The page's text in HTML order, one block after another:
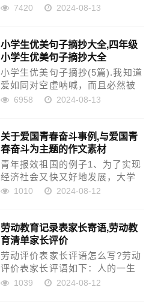
样，表现如何，你是我亲爱的孩
希望你今后更加努力，妈妈会全
力帮忙你，支持你！让我们一
起...
7420 2024-08-13
小学生优美句子摘抄大全,四年级
小学生优美句子摘抄大全
小学生优美句子摘抄(5篇).我知道
爱如同对空虚呐喊，而且必然被
遗忘。我们的命运已注定，有一
还是爱你。.傍晚，湖面平静了，
微风吹来，波纹阵阵，我...
6958 2024-08-13
关于爱国青春奋斗事例,与爱国青
春奋斗为主题的作文素材
青年报效祖国的例子1、为了实现
经济社会又快又好地发展，大学
生一定要更加自觉地刻苦学习、
来，把个人奋斗融汇到振兴中华
的伟大事业中去，以刻苦学习、
报...
1010 2024-08-12
劳动教育记录表家长寄语,劳动教
育清单家长评价
劳动评价表家长评语怎么写?劳动
评价表家长评语如下：人的一生
当中有很多的第一次。虽然有很
1039 2024-08-12